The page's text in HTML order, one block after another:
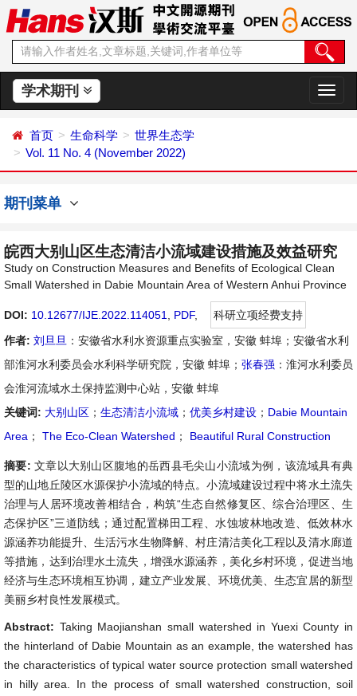
学术期刊
切
换
首页 生命科学
世界生态学
Vol. 11 No. 4 (November 2022)
期刊菜单
皖西大别山区生态清洁小流域建设措施及效益研究
Study on Construction Measures and Benefits of Ecological Clean
Small Watershed in Dabie Mountain Area of Western Anhui Province
DOI: 10.12677/IJE.2022.114051 PDF,
科研立项经费支持
作者: 刘旦旦 ：安徽省水利水资源重点实验室，安徽 蚌埠；安徽省水利
部淮河水利委员会水利科学研究院，安徽 蚌埠； 张春强 ：淮河水利委员
会淮河流域水土保持监测中心站，安徽 蚌埠
关键词: 大别山区 ； 生态清洁小流域 ； 优美乡村建设 ； Dabie Mountain
Area ； The Eco-Clean Watershed ； Beautiful Rural Construction
摘要: 文章以大别山区腹地的岳西县毛尖山小流域为例，该流域具有典
型的山地丘陵区水源保护小流域的特点。小流域建设过程中将水土流失
治理与人居环境改善相结合，构筑“生态自然修复区、综合治理区、生
态保护区”三道防线；通过配置梯田工程、水蚀坡林地改造、低效林水
源涵养功能提升、生活污水生物降解、村庄清洁美化工程以及清水廊道
等措施，达到治理水土流失，增强水源涵养，美化乡村环境，促进当地
经济与生态环境相互协调，建立产业发展、环境优美、生态宜居的新型
美丽乡村良性发展模式。
Abstract: Taking Maojianshan small watershed in Yuexi County in
the hinterland of Dabie Mountain as an example, the watershed has
the characteristics of typical water source protection small watershed
in hilly area. In the process of small watershed construction, soil